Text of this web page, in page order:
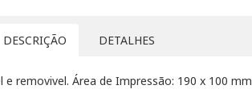
DESCRIÇÃO DETALHES
removivel. Área de Impressão: 190 x 100 mm